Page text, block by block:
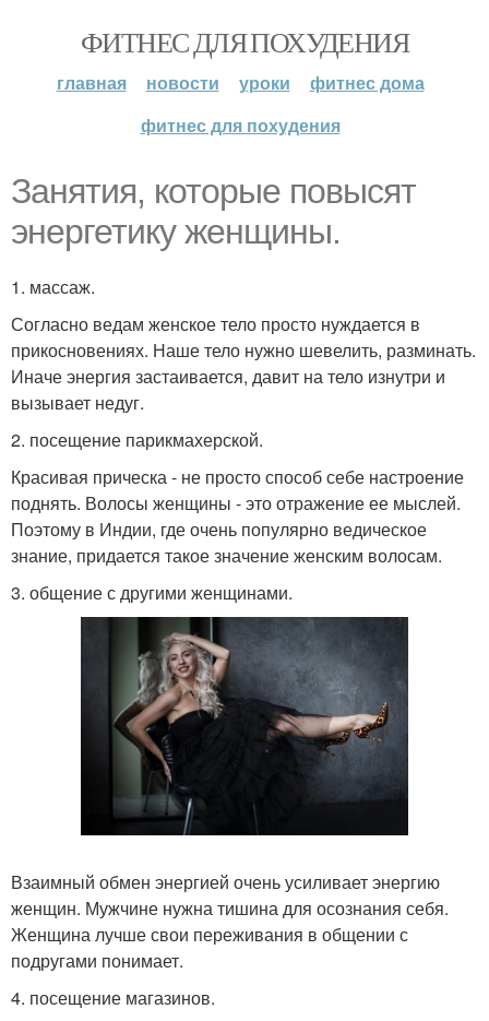
ФИТНЕС ДЛЯ ПОХУДЕНИЯ
главная новости уроки
фитнес дома
фитнес для похудения
Занятия, которые повысят
энергетику женщины.
1. массаж.
Согласно ведам женское тело просто нуждается в
прикосновениях. Наше тело нужно шевелить, разминать.
Иначе энергия застаивается, давит на тело изнутри и
вызывает недуг.
2. посещение парикмахерской.
Красивая прическа - не просто способ себе настроение
поднять. Волосы женщины - это отражение ее мыслей.
Поэтому в Индии, где очень популярно ведическое
знание, придается такое значение женским волосам.
3. общение с другими женщинами.
Взаимный обмен энергией очень усиливает энергию
женщин. Мужчине нужна тишина для осознания себя.
Женщина лучше свои переживания в общении с
подругами понимает.
4. посещение магазинов.